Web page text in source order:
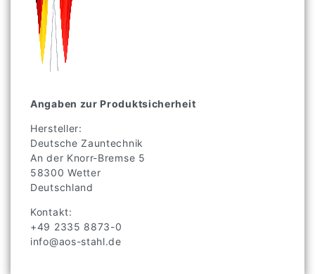
Angaben zur Produktsicherheit
Hersteller:
Deutsche Zauntechnik
An der Knorr-Bremse 5
58300 Wetter
Deutschland
Kontakt:
+49 2335 8873-0
info@aos-stahl.de